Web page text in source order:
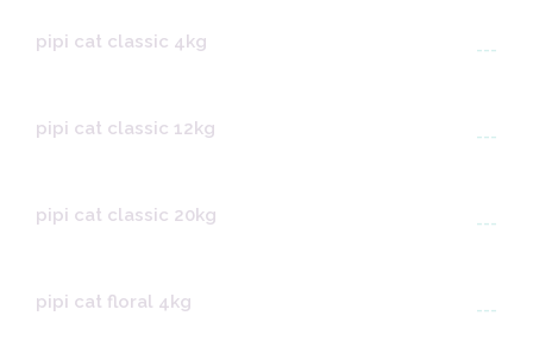
pipi cat classic 4kg ---
pipi cat classic 12kg ---
pipi cat classic 20kg ---
pipi cat floral 4kg ---